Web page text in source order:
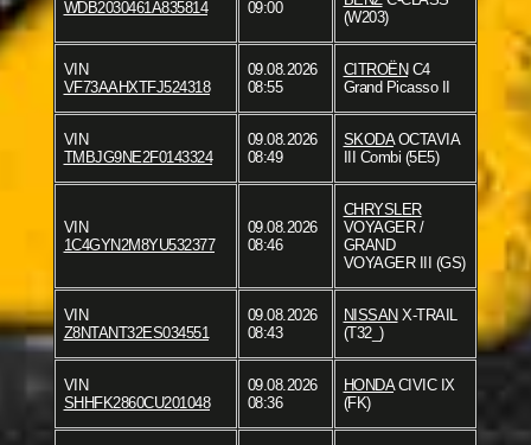
WDB2030461A835814
09:00
(W203)
VIN
VF73AAHXTFJ524318
09.08.2026
08:55
CITROËN C4
Grand Picasso II
VIN
TMBJG9NE2F0143324
09.08.2026
08:49
SKODAOCTAVIA
III Combi (5E5)
VIN
1C4GYN2M8YU532377
09.08.2026
08:46
CHRYSLER
VOYAGER /
GRAND
VOYAGER III (GS)
VIN
Z8NTANT32ES034551
09.08.2026
08:43
NISSAN X-TRAIL
(T32_)
VIN
SHHFK2860CU201048
09.08.2026
08:36
HONDACIVIC IX
(FK)